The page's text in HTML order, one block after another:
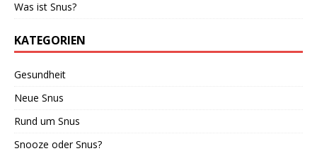
Was ist Snus?
KATEGORIEN
Gesundheit
Neue Snus
Rund um Snus
Snooze oder Snus?